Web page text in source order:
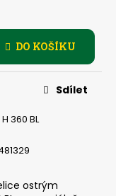
DO KOŠÍKU
360 BL
Sdílet
ostrým